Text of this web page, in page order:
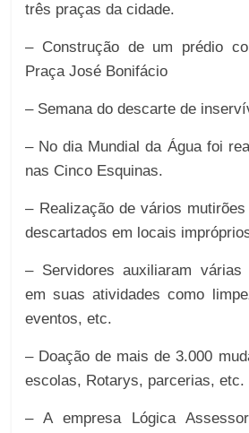
três praças da cidade.
– Construção de um prédio
Praça José Bonifácio
– Semana do descarte de
– No dia Mundial da Água foi
nas Cinco Esquinas.
– Realização de vários
descartados em locais
– Servidores auxiliaram várias
em suas atividades como
eventos, etc.
– Doação de mais de 3.000
escolas, Rotarys, parcerias, etc.
– A empresa Lógica